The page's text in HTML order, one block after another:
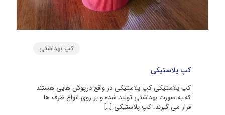
کپ بهداشتی
کپ پلاستیکی
کپ پلاستیکی کپ پلاستیکی در واقع درپوش هایی هستند
که به صورت بهداشتی تولید شده و بر روی انواع ظرف ها
قرار می گیرند. کپ پلاستیکی […]